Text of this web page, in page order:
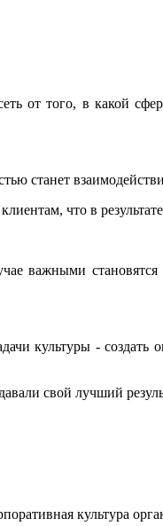
от того, в какой
станет
что в
важными
культуры -
свой лучший
культура